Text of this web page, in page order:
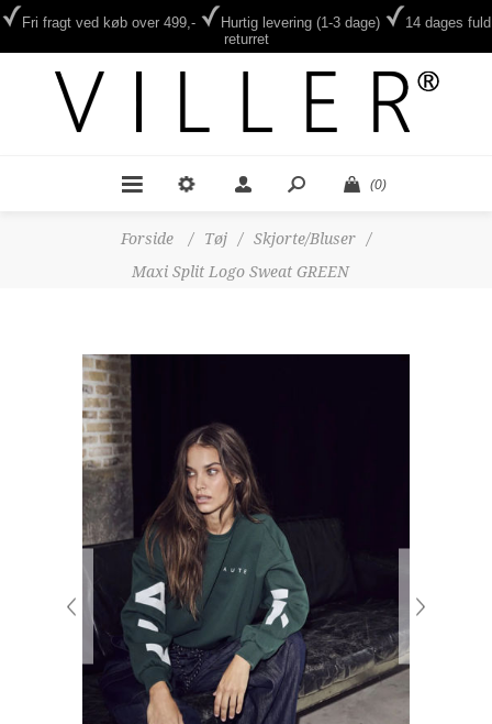
Fri fragt ved køb over 499,- Hurtig levering (1-3 dage)
14 dages fuld
returret
(0)
Forside / Tøj / Skjorte/Bluser
/
Maxi Split Logo Sweat GREEN